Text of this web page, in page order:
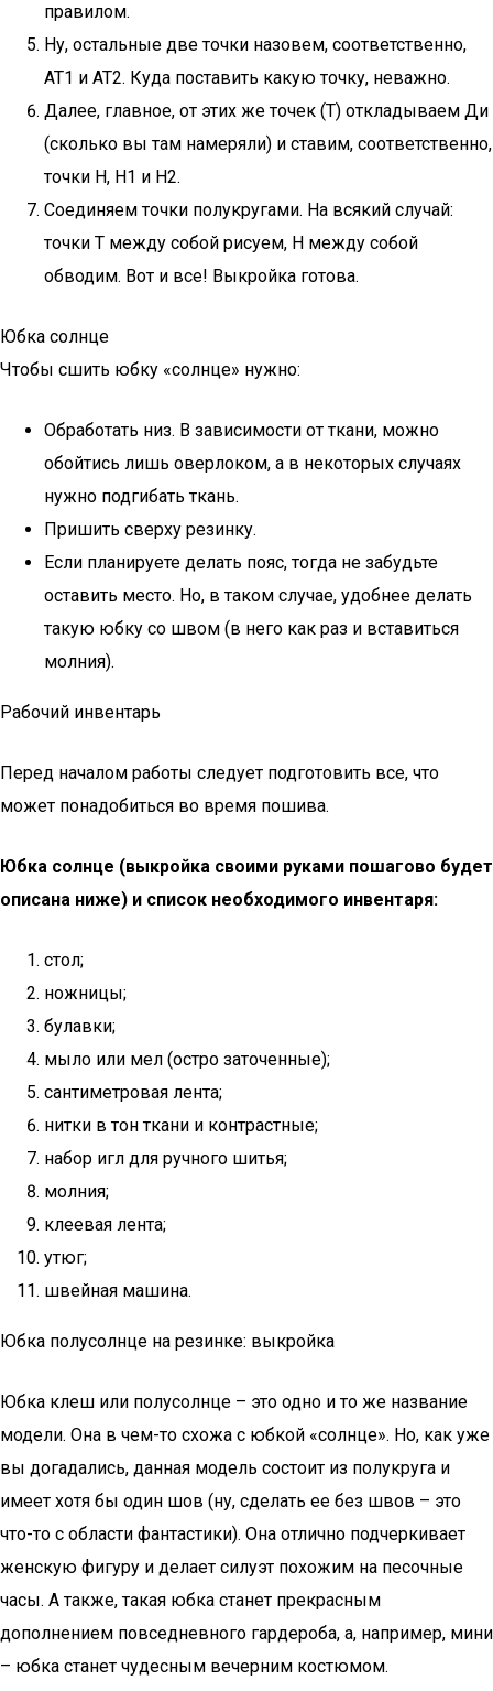
правилом.
Ну, остальные две точки назовем, соответственно,
АТ1 и АТ2. Куда поставить какую точку, неважно.
Далее, главное, от этих же точек (Т) откладываем Ди
(сколько вы там намеряли) и ставим, соответственно,
точки Н, Н1 и Н2.
Соединяем точки полукругами. На всякий случай:
точки Т между собой рисуем, Н между собой
обводим. Вот и все! Выкройка готова.
Юбка солнце
Чтобы сшить юбку «солнце» нужно:
Обработать низ. В зависимости от ткани, можно
обойтись лишь оверлоком, а в некоторых случаях
нужно подгибать ткань.
Пришить сверху резинку.
Если планируете делать пояс, тогда не забудьте
оставить место. Но, в таком случае, удобнее делать
такую юбку со швом (в него как раз и вставиться
молния).
Рабочий инвентарь
Перед началом работы следует подготовить все, что
может понадобиться во время пошива.
Юбка солнце (выкройка своими руками пошагово будет
описана ниже) и список необходимого инвентаря:
стол;
ножницы;
булавки;
мыло или мел (остро заточенные);
сантиметровая лента;
нитки в тон ткани и контрастные;
набор игл для ручного шитья;
молния;
клеевая лента;
утюг;
швейная машина.
Юбка полусолнце на резинке: выкройка
Юбка клеш или полусолнце – это одно и то же название
модели. Она в чем-то схожа с юбкой «солнце». Но, как уже
вы догадались, данная модель состоит из полукруга и
имеет хотя бы один шов (ну, сделать ее без швов – это
что-то с области фантастики). Она отлично подчеркивает
женскую фигуру и делает силуэт похожим на песочные
часы. А также, такая юбка станет прекрасным
дополнением повседневного гардероба, а, например, мини
– юбка станет чудесным вечерним костюмом.